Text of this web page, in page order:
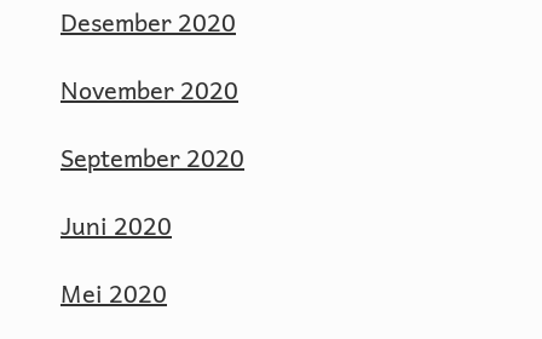
Desember 2020
November 2020
September 2020
Juni 2020
Mei 2020